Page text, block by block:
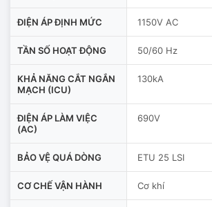
ĐIỆN ÁP ĐỊNH MỨC 1150V AC
TẦN SỐ HOẠT ĐỘNG 50/60 Hz
KHẢ NĂNG CẮT NGẮN
MẠCH (ICU)
130kA
ĐIỆN ÁP LÀM VIỆC
(AC)
690V
BẢO VỆ QUÁ DÒNG ETU 25 LSI
CƠ CHẾ VẬN HÀNH Cơ khí